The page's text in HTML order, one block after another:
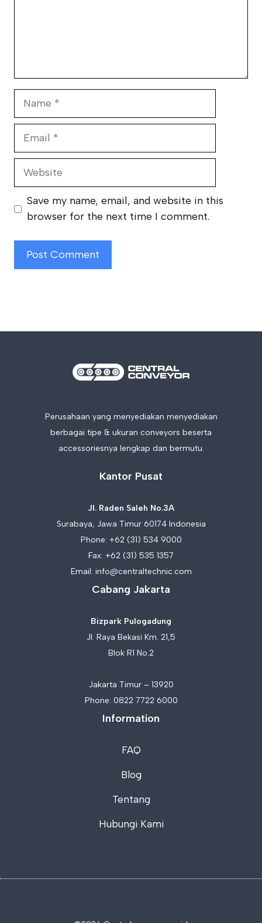
Website
Save my name, email, and website in this
browser for the next time I comment.
Perusahaan yang menyediakan menyediakan
berbagai tipe & ukuran conveyors beserta
accessoriesnya lengkap dan bermutu.
Kantor Pusat
Jl. Raden Saleh No.3A
Surabaya, Jawa Timur 60174 Indonesia
Phone: +62 (31) 534 9000
Fax: +62 (31) 535 1357
Email: info@centraltechnic.com
Cabang Jakarta
Bizpark Pulogadung
Jl. Raya Bekasi Km. 21,5
Blok R1 No.2
Jakarta Timur – 13920
Phone: 0822 7722 6000
Information
FAQ
Blog
Tentang
Hubungi Kami